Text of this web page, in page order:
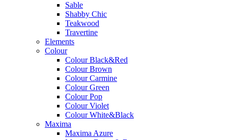
Sable
Shabby Chic
Teakwood
Travertine
Elements
Colour
Colour Black&Red
Colour Brown
Colour Carmine
Colour Green
Colour Pop
Colour Violet
Colour White&Black
Maxima
Maxima Azure